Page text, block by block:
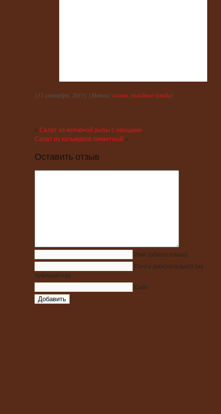
{ 11 сентября, 2013} {Метки: салат холодные блюда}
« Салат из копчёной рыбы с овощами
Салат из кальмаров пикантный »
Оставить отзыв
Имя (обязательно)
Почта (обязательно) (не
публикуется)
Сайт